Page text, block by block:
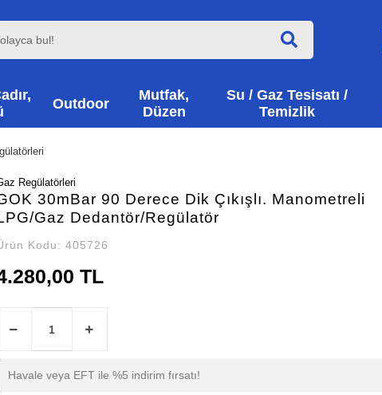
Outdoor
Mutfak,
Düzen
Su / Gaz Tesisatı /
Temizlik
Regülatörleri
30mBar 90 Derece Dik Çıkışlı. Manometreli
Gaz Dedantör/Regülatör
Kodu: 405726
TL
Havale veya EFT ile %5 indirim fırsatı!